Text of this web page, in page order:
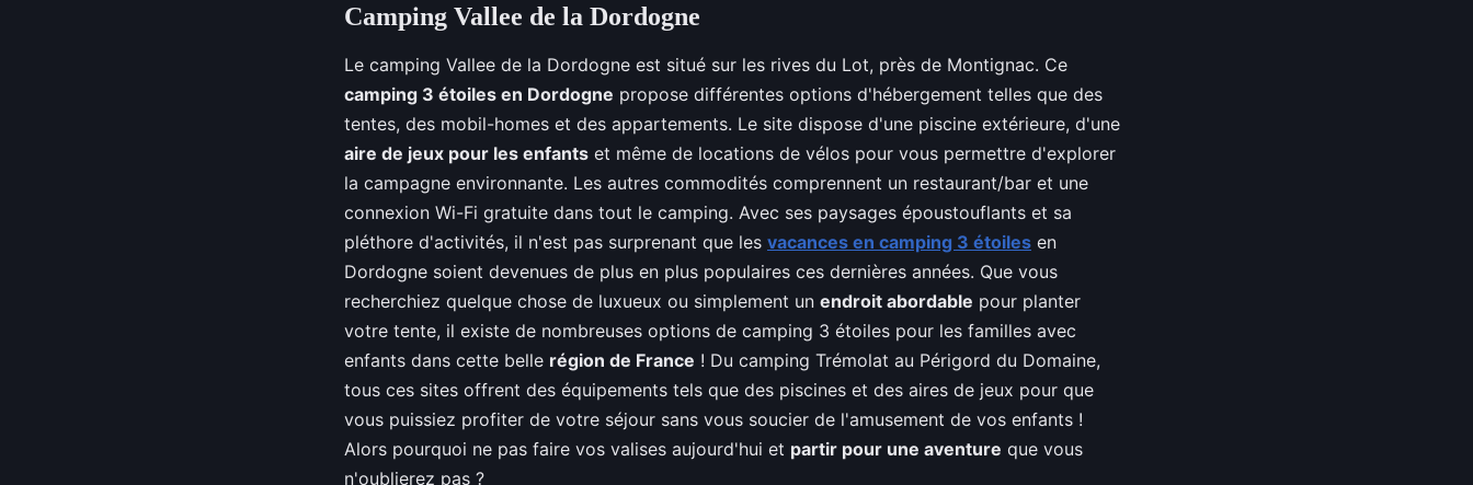
Camping Vallee de la Dordogne
Le camping Vallee de la Dordogne est situé sur les rives du Lot, près de Montignac. Ce
camping 3 étoiles en Dordogne propose différentes options d'hébergement telles que des
tentes, des mobil-homes et des appartements. Le site dispose d'une piscine extérieure, d'une
aire de jeux pour les enfants et même de locations de vélos pour vous permettre d'explorer
la campagne environnante. Les autres commodités comprennent un restaurant/bar et une
connexion Wi-Fi gratuite dans tout le camping. Avec ses paysages époustouflants et sa
pléthore d'activités, il n'est pas surprenant que les vacances en camping 3 étoiles en
Dordogne soient devenues de plus en plus populaires ces dernières années. Que vous
recherchiez quelque chose de luxueux ou simplement un endroit abordable pour planter
votre tente, il existe de nombreuses options de camping 3 étoiles pour les familles avec
enfants dans cette belle région de France ! Du camping Trémolat au Périgord du Domaine,
tous ces sites offrent des équipements tels que des piscines et des aires de jeux pour que
vous puissiez profiter de votre séjour sans vous soucier de l'amusement de vos enfants !
Alors pourquoi ne pas faire vos valises aujourd'hui et partir pour une aventure que vous
n'oublierez pas ?